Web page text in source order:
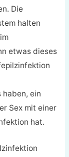
Die
halten
etwas dieses
ein
Sex mit einer
hat.